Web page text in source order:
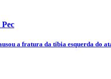
a fratura da tíbia esquerda do